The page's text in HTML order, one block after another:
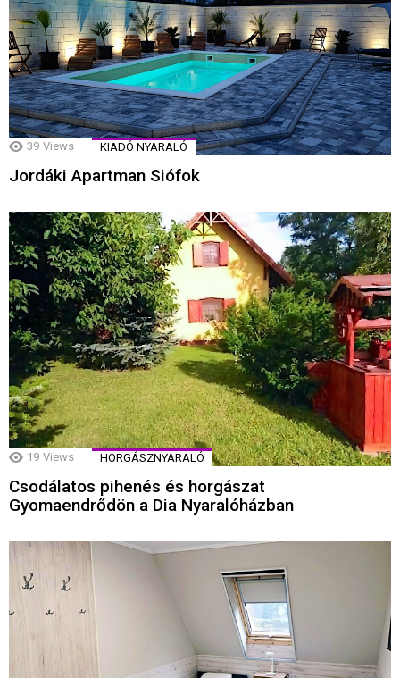
39 Views KIADÓ NYARALÓ
Jordáki Apartman Siófok
19 Views HORGÁSZNYARALÓ
Csodálatos pihenés és horgászat
Gyomaendrődön a Dia Nyaralóházban